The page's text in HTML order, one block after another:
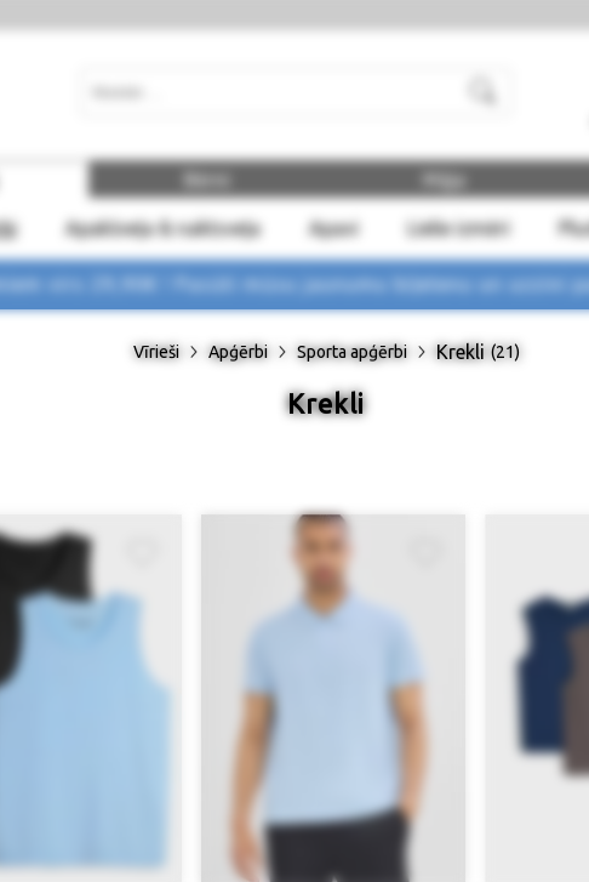
Apakšveļa & naktsveļa Apavi Lielie izmēri
Māja
virs 29,90€ ! Pasūti mūsu jaunumu biļetenu un uzzini
Vīrieši Apģērbi Sporta apģērbi Krekli (21)
Krekli